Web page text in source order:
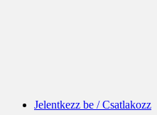
Jelentkezz be / Csatlakozz